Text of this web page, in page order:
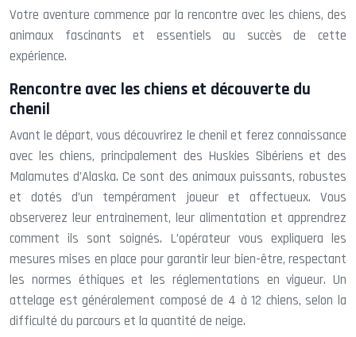
Votre aventure commence par la rencontre avec les chiens, des
animaux fascinants et essentiels au succès de cette
expérience.
Rencontre avec les chiens et découverte du
chenil
Avant le départ, vous découvrirez le chenil et ferez connaissance
avec les chiens, principalement des Huskies Sibériens et des
Malamutes d’Alaska. Ce sont des animaux puissants, robustes
et dotés d’un tempérament joueur et affectueux. Vous
observerez leur entrainement, leur alimentation et apprendrez
comment ils sont soignés. L’opérateur vous expliquera les
mesures mises en place pour garantir leur bien-être, respectant
les normes éthiques et les réglementations en vigueur. Un
attelage est généralement composé de 4 à 12 chiens, selon la
difficulté du parcours et la quantité de neige.